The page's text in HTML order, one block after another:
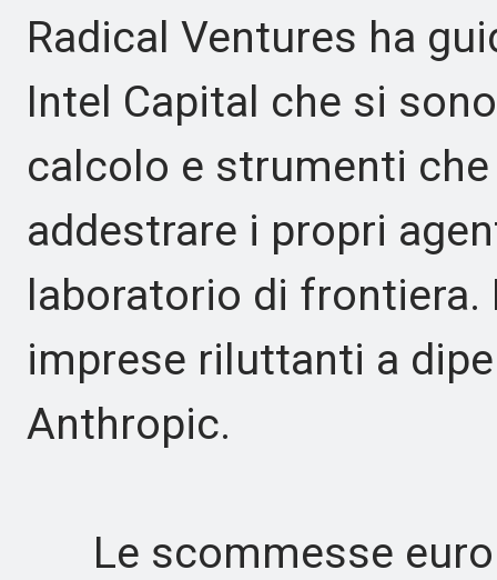
Radical Ventures ha
Intel Capital che si
calcolo e strumenti
addestrare i propri
laboratorio di frontiera.
imprese riluttanti a
Anthropic.
Le scommesse